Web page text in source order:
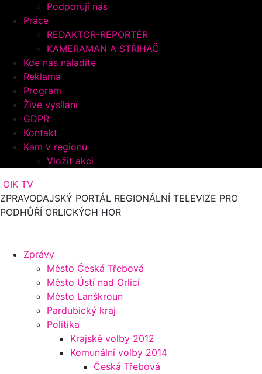
Podporují nás
Práce
REDAKTOR-REPORTÉR
KAMERAMAN A STŘIHAČ
Kde nás naladíte
Reklama
Program
Živé vysílání
GDPR
Kontakt
Kam v regionu
Vložit akci
OIK TV
ZPRAVODAJSKÝ PORTÁL REGIONÁLNÍ TELEVIZE PRO
PODHŮŘÍ ORLICKÝCH HOR
Zprávy
Město Česká Třebová
Město Ústí nad Orlicí
Město Lanškroun
Pardubický kraj
Politika
Krajské volby 2012
Komunální volby 2014
Česká Třebová